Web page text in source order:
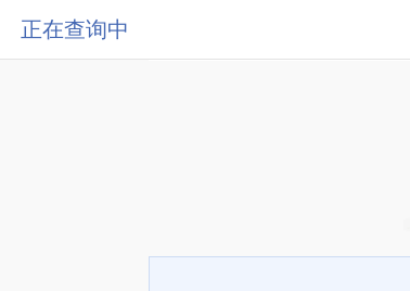
正在查询中